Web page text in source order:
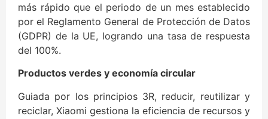
más rápido que el periodo de un mes establecido
por el Reglamento General de Protección de Datos
(GDPR) de la UE, logrando una tasa de respuesta
del 100%.
Productos verdes y economía circular
Guiada por los principios 3R, reducir, reutilizar y
reciclar, Xiaomi gestiona la eficiencia de recursos y